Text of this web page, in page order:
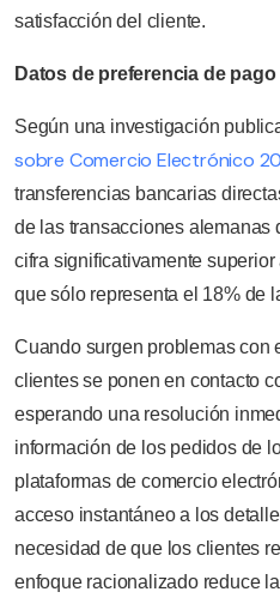
satisfacción del cliente.
Datos de preferencia de pago
Según una investigación
sobre Comercio Electrónico
transferencias bancarias
de las transacciones alemanas
cifra significativamente
que sólo representa el 18% de
Cuando surgen problemas con
clientes se ponen en contacto
esperando una resolución
información de los pedidos de
plataformas de comercio
acceso instantáneo a los
necesidad de que los clientes
enfoque racionalizado reduce